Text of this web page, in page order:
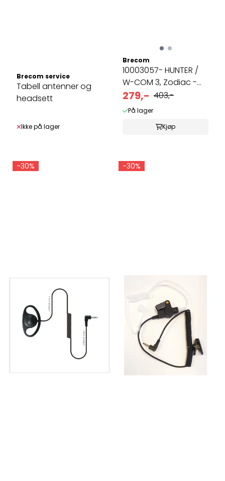
Brecom service
Tabell antenner og
headsett
Ikke på lager
Brecom
10003057- HUNTER /
W-COM 3, Zodiac -
Antenne ...
279,- 403,-
På lager
Kjøp
-30% -30%